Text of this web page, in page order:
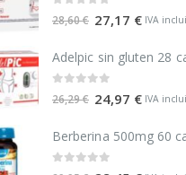
28,60€ 27,17 € IVA
26,29€ 24,97 € IVA